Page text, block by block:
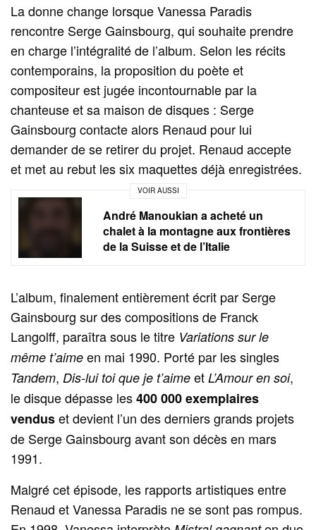
La donne change lorsque Vanessa Paradis
rencontre Serge Gainsbourg, qui souhaite prendre
en charge l’intégralité de l’album. Selon les récits
contemporains, la proposition du poète et
compositeur est jugée incontournable par la
chanteuse et sa maison de disques : Serge
Gainsbourg contacte alors Renaud pour lui
demander de se retirer du projet. Renaud accepte
et met au rebut les six maquettes déjà enregistrées.
VOIR AUSSI
André Manoukian a acheté un
chalet à la montagne aux frontières
de la Suisse et de l’Italie
L’album, finalement entièrement écrit par Serge
Gainsbourg sur des compositions de Franck
Langolff, paraîtra sous le titre Variations sur le
même t’aime en mai 1990. Porté par les singles
Tandem, Dis‑lui toi que je t’aime etL’Amour en soi,
le disque dépasse les400 000 exemplaires
venduset devient l’un des derniers grands projets
de Serge Gainsbourg avant son décès en mars
1991.
Malgré cet épisode, les rapports artistiques entre
Renaud et Vanessa Paradis ne se sont pas rompus.